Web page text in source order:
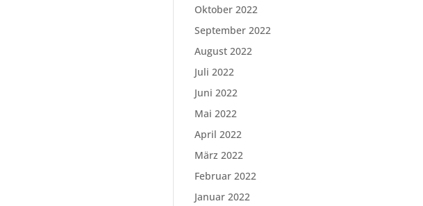
Oktober 2022
September 2022
August 2022
Juli 2022
Juni 2022
Mai 2022
April 2022
März 2022
Februar 2022
Januar 2022